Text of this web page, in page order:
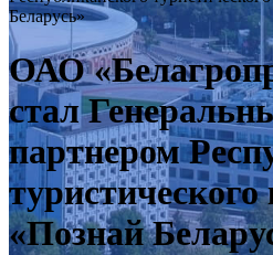
Беларусь»
ОАО
стал
партнером
туристического
«Познай